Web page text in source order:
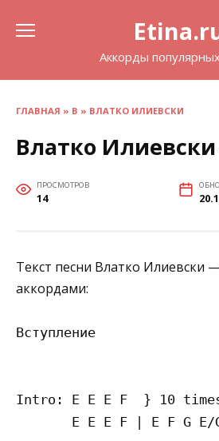
Аккорды
ГЛАВНАЯ » В » ВЛАТКО ИЛИЕВСКИ
Влатко
ПРОСМОТРОВ
14
Текст песни Влатко Илиевски
аккордами:
Вступление
Intro: E E E F  } 10
E E E F | E F G E/